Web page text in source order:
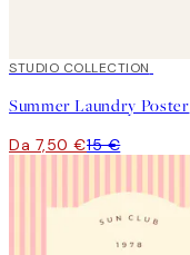
50%*
STUDIO COLLECTION
Summer Laundry Poster
Da 7,50 €15 €